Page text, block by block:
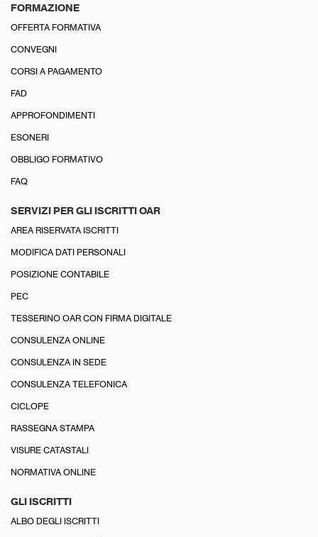
FORMAZIONE
OFFERTA FORMATIVA
CONVEGNI
CORSI A PAGAMENTO
FAD
APPROFONDIMENTI
ESONERI
OBBLIGO FORMATIVO
FAQ
SERVIZI PER GLI ISCRITTI OAR
AREA RISERVATA ISCRITTI
MODIFICA DATI PERSONALI
POSIZIONE CONTABILE
PEC
TESSERINO OAR CON FIRMA DIGITALE
CONSULENZA ONLINE
CONSULENZA IN SEDE
CONSULENZA TELEFONICA
CICLOPE
RASSEGNA STAMPA
VISURE CATASTALI
NORMATIVA ONLINE
GLI ISCRITTI
ALBO DEGLI ISCRITTI